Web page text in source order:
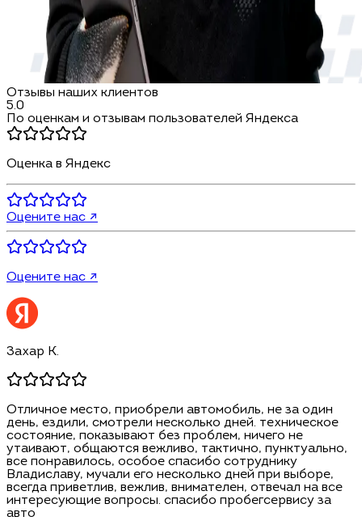
Отзывы наших клиентов
5.0
По оценкам и отзывам пользователей Яндекса
Оценка в Яндекс
Оцените нас ↗
Оцените нас ↗
Захар К.
Отличное место, приобрели автомобиль, не за один
день, ездили, смотрели несколько дней. техническое
состояние, показывают без проблем, ничего не
утаивают, общаются вежливо, тактично, пунктуально,
все понравилось, особое спасибо сотруднику
Владиславу, мучали его несколько дней при выборе,
всегда приветлив, вежлив, внимателен, отвечал на все
интересующие вопросы. спасибо пробегсервису за
авто